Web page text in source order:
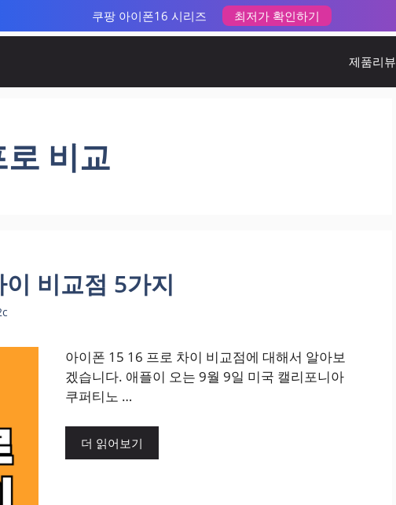
쿠팡 아이폰16 시리즈 최저가 확인하기
제품리뷰
비교
비교점 5가지
아이폰 15 16 프로 차이 비교점에 대해서 알아보
겠습니다. 애플이 오는 9월 9일 미국 캘리포니아
쿠퍼티노 …
더 읽어보기